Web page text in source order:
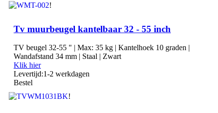
Tv muurbeugel kantelbaar 32 - 55 inch
TV beugel 32-55 " | Max: 35 kg | Kantelhoek 10 graden |
Wandafstand 34 mm | Staal | Zwart
Klik hier
Levertijd:1-2 werkdagen
Bestel
!
!